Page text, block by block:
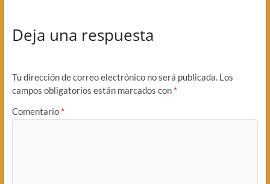
Deja una respuesta
Tu dirección de correo electrónico no será publicada. Los
campos obligatorios están marcados con *
Comentario *